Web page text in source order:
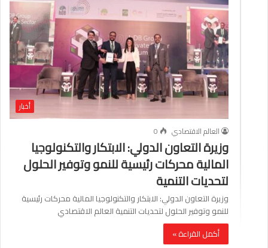
أخبار
العالم الاقتصادي
0
وزيرة التعاون الدولي: الابتكار والتكنولوجيا
المالية محركات رئيسية للنمو وتوفير الحلول
لتحديات التنمية
وزيرة التعاون الدولي: الابتكار والتكنولوجيا المالية محركات رئيسية
للنمو وتوفير الحلول لتحديات التنمية العالم الاقتصادي
أكمل القراءة »